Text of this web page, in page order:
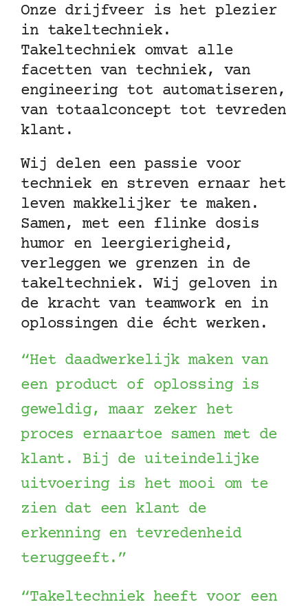
Onze drijfveer is het plezier
in takeltechniek.
Takeltechniek omvat alle
facetten van techniek, van
engineering tot automatiseren,
van totaalconcept tot tevreden
klant.
Wij delen een passie voor
techniek en streven ernaar het
leven makkelijker te maken.
Samen, met een flinke dosis
humor en leergierigheid,
verleggen we grenzen in de
takeltechniek. Wij geloven in
de kracht van teamwork en in
oplossingen die écht werken.
“Het daadwerkelijk maken van
een product of oplossing is
geweldig, maar zeker het
proces ernaartoe samen met de
klant. Bij de uiteindelijke
uitvoering is het mooi om te
zien dat een klant de
erkenning en tevredenheid
teruggeeft.”
“Takeltechniek heeft voor een